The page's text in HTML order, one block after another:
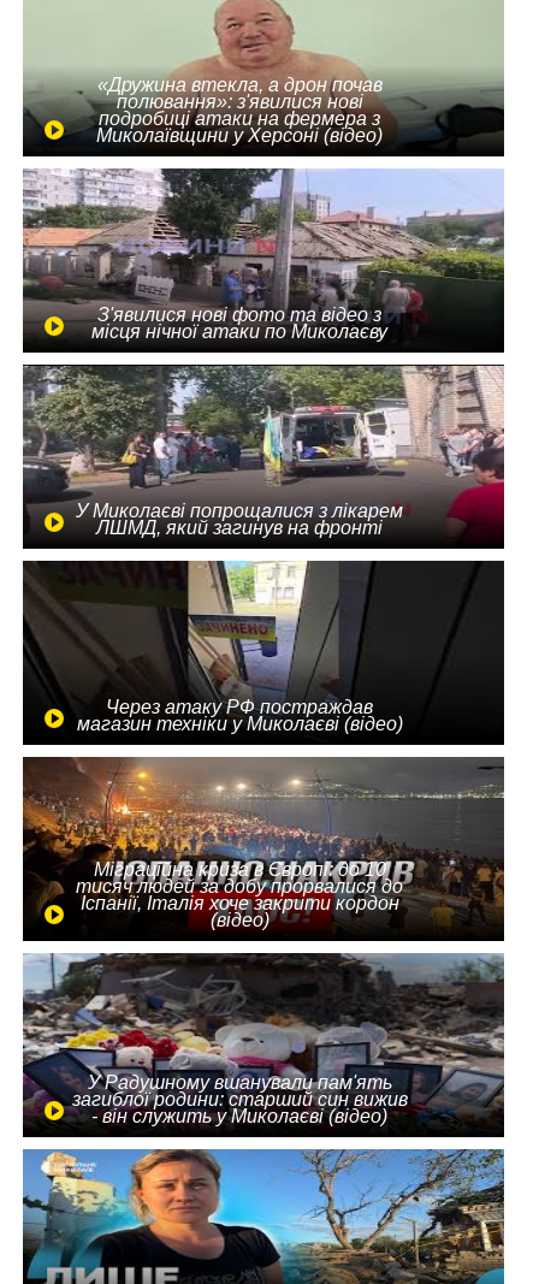
«Дружина втекла, а дрон почав
полювання»: з'явилися нові
подробиці атаки на фермера з
Миколаївщини у Херсоні (відео)
З'явилися нові фото та відео з
місця нічної атаки по Миколаєву
У Миколаєві попрощалися з лікарем
ЛШМД, який загинув на фронті
Через атаку РФ постраждав
магазин техніки у Миколаєві (відео)
Міграційна криза в Європі: до 10
тисяч людей за добу прорвалися до
Іспанії, Італія хоче закрити кордон
(відео)
У Радушному вшанували пам'ять
загиблої родини: старший син вижив
- він служить у Миколаєві (відео)